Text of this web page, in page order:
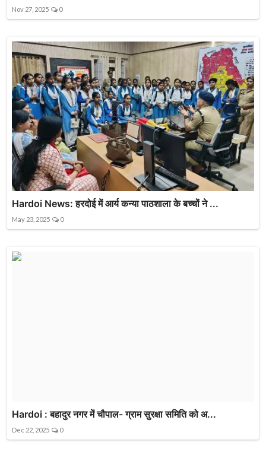
Nov 27, 2025 0
Hardoi News: हरदोई में आर्य कन्या पाठशाला के बच्चों ने ...
May 23, 2025 0
Hardoi : बहादुर नगर में चौपाल- ग्राम सुरक्षा समिति को अ...
Dec 22, 2025 0